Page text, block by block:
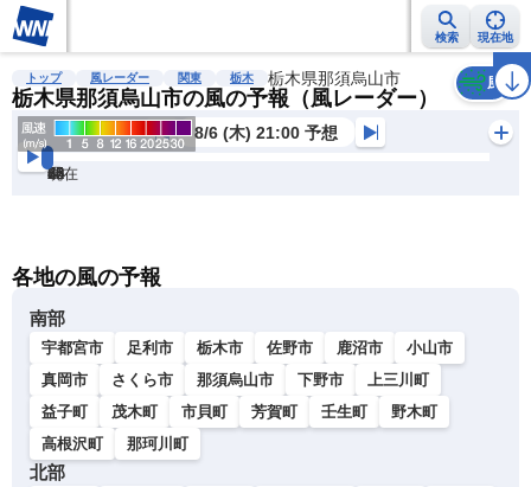
検索 現在地
雨雲レーダー 台風情報 地震情報 警報・注意報 2週間天気 ラ
トップ 風レーダー 関東 栃木 栃木県那須烏山市
栃木県那須烏山市の風の予報（風レーダー）
風
8/6 (木) 21:00 予想
現在
6h
12
24
36
48
60
72
各地の風の予報
南部
宇都宮市 足利市 栃木市 佐野市 鹿沼市
小山市
真岡市
さくら市 那須烏山市 下野市
上三川町
益子町
茂木町 市貝町 芳賀町 壬生町
野木町
高根沢町
那珂川町
北部